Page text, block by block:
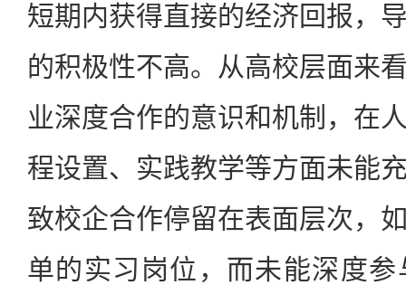
短期内获得直接的经济回报，
的积极性不高。从高校层面来
业深度合作的意识和机制，在
程设置、实践教学等方面未能
致校企合作停留在表面层次，
单的实习岗位，而未能深度